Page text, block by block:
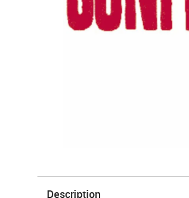
Description